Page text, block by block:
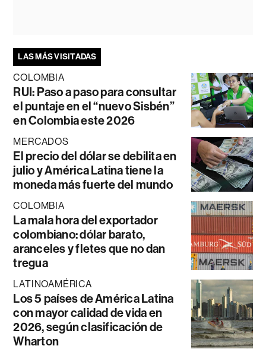
LAS MÁS VISITADAS
COLOMBIA
RUI: Paso a paso para consultar
el puntaje en el “nuevo Sisbén”
en Colombia este 2026
MERCADOS
El precio del dólar se debilita en
julio y América Latina tiene la
moneda más fuerte del mundo
COLOMBIA
La mala hora del exportador
colombiano: dólar barato,
aranceles y fletes que no dan
tregua
LATINOAMÉRICA
Los 5 países de América Latina
con mayor calidad de vida en
2026, según clasificación de
Wharton